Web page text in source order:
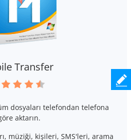
Transfer
dosyaları telefondan telefona
aktarın.
müziği, kişileri, SMS'leri, arama